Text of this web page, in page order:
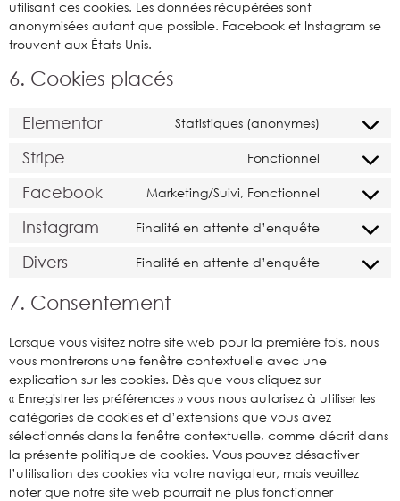
utilisant ces cookies. Les données récupérées sont
anonymisées autant que possible. Facebook et Instagram se
trouvent aux États-Unis.
6. Cookies placés
Elementor Statistiques (anonymes)
Stripe Fonctionnel
Facebook Marketing/Suivi, Fonctionnel
Instagram Finalité en attente d’enquête
Divers Finalité en attente d’enquête
7. Consentement
Lorsque vous visitez notre site web pour la première fois, nous
vous montrerons une fenêtre contextuelle avec une
explication sur les cookies. Dès que vous cliquez sur
« Enregistrer les préférences » vous nous autorisez à utiliser les
catégories de cookies et d’extensions que vous avez
sélectionnés dans la fenêtre contextuelle, comme décrit dans
la présente politique de cookies. Vous pouvez désactiver
l’utilisation des cookies via votre navigateur, mais veuillez
noter que notre site web pourrait ne plus fonctionner